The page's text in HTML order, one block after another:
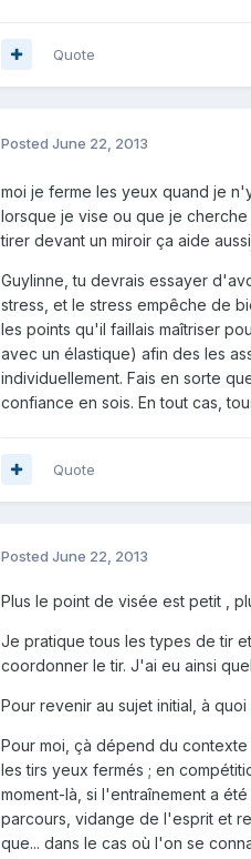
Quote
Posted June 22, 2013
moi je ferme les yeux quand je
lorsque je vise ou que je
tirer devant un miroir ça aide
Guylinne, tu devrais essayer
stress, et le stress empêche de
les points qu'il faillais maîtriser
avec un élastique) afin des les
individuellement. Fais en sorte
confiance en sois. En tout cas,
Quote
Posted June 22, 2013
Plus le point de visée est petit ,
Je pratique tous les types de tir
coordonner le tir. J'ai eu ainsi
Pour revenir au sujet initial, à
Pour moi, çà dépend du
les tirs yeux fermés ; en
moment-là, si l'entraînement a
parcours, vidange de l'esprit et
que... dans le cas où l'on se